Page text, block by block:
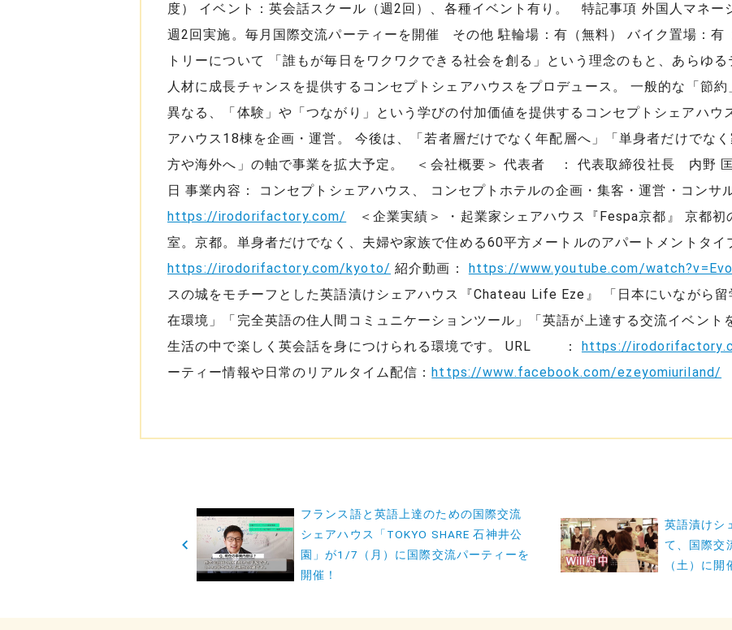
度） イベント：英会話スクール（週2回）、各種イベント有り。 特記事項 外国人マネー
週2回実施。毎月国際交流パーティーを開催 その他 駐輪場：有（無料） バイク置場：
トリーについて 「誰もが毎日をワクワクできる社会を創る」という理念のもと、あらゆ
人材に成長チャンスを提供するコンセプトシェアハウスをプロデュース。 一般的な「節
異なる、「体験」や「つながり」という学びの付加価値を提供するコンセプトシェアハウ
アハウス18棟を企画・運営。 今後は、「若者層だけでなく年配層へ」「単身者だけでな
方や海外へ」の軸で事業を拡大予定。 ＜会社概要＞ 代表者 ： 代表取締役社長 内
日 事業内容： コンセプトシェアハウス、 コンセプトホテルの企画・集客・運営・コン
https://irodorifactory.com/
＜企業実績＞ ・起業家シェアハウス『Fespa京都』 京都初
室。京都。単身者だけでなく、夫婦や家族で住める60平方メートルのアパートメント
https://irodorifactory.com/kyoto/ 紹介動画： https://www.youtube.com/
スの城をモチーフとした英語漬けシェアハウス『Chateau Life Eze』 「日本にいながら
在環境」「完全英語の住人間コミュニケーションツール」「英語が上達する交流イベント
生活の中で楽しく英会話を身につけられる環境です。 URL ：
https://
ーティー情報や日常のリアルタイム配信： https://www.facebook.com/ezeyomiuriland/
投
稿
ナ
フランス語と英語上達のための国際交流
シェアハウス「TOKYO SHARE 石神井公
園」が1/7（月）に国際交流パーティーを
開催！
英語漬けシ
て、国際交
（土）に開